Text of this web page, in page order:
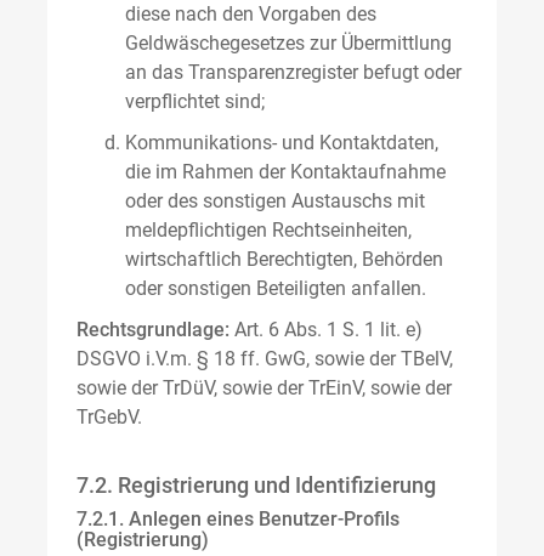
diese nach den Vorgaben des
Geldwäschegesetzes zur Übermittlung
an das Transparenzregister befugt oder
verpflichtet sind;
Kommunikations- und Kontaktdaten,
die im Rahmen der Kontaktaufnahme
oder des sonstigen Austauschs mit
meldepflichtigen Rechtseinheiten,
wirtschaftlich Berechtigten, Behörden
oder sonstigen Beteiligten anfallen.
Rechtsgrundlage: Art. 6 Abs. 1 S. 1 lit. e)
DSGVO i.V.m. § 18 ff. GwG, sowie der TBelV,
sowie der TrDüV, sowie der TrEinV, sowie der
TrGebV.
7.2. Registrierung und Identifizierung
7.2.1. Anlegen eines Benutzer-Profils
(Registrierung)